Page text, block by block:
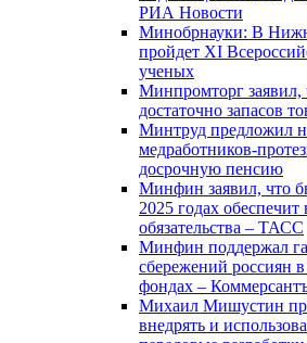
РИА Новости
Минобрнауки: В
пройдет XI
ученых
Минпромторг заявил,
достаточно запасов
Минтруд предложил
медработников-
досрочную пенсию
Минфин заявил, что
2025 годах
обязательства – ТАСС
Минфин поддержал
сбережений россиян
фондах –
Михаил Мишустин
внедрять и